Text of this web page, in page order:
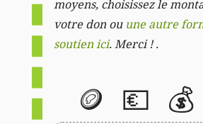
moyens, choisissez le
votre don ou une autre
soutien ici. Merci ! .
🪙 💶 💰